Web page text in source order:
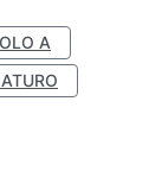
A